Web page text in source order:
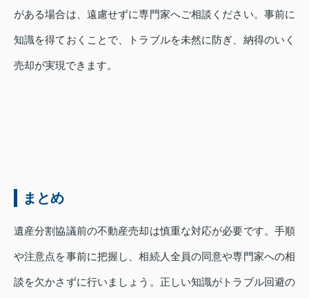
がある場合は、遠慮せずに専門家へご相談ください。事前に
知識を得ておくことで、トラブルを未然に防ぎ、納得のいく
売却が実現できます。
まとめ
遺産分割協議前の不動産売却は慎重な対応が必要です。手順
や注意点を事前に把握し、相続人全員の同意や専門家への相
談を欠かさずに行いましょう。正しい知識がトラブル回避の